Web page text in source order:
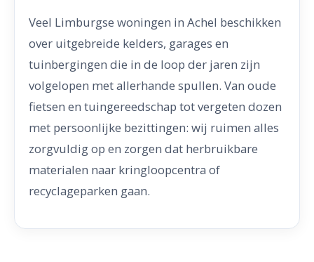
Veel Limburgse woningen in Achel beschikken
over uitgebreide kelders, garages en
tuinbergingen die in de loop der jaren zijn
volgelopen met allerhande spullen. Van oude
fietsen en tuingereedschap tot vergeten dozen
met persoonlijke bezittingen: wij ruimen alles
zorgvuldig op en zorgen dat herbruikbare
materialen naar kringloopcentra of
recyclageparken gaan.